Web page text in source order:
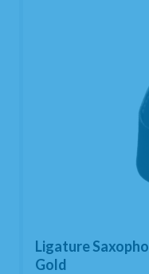
Ligature
Gold